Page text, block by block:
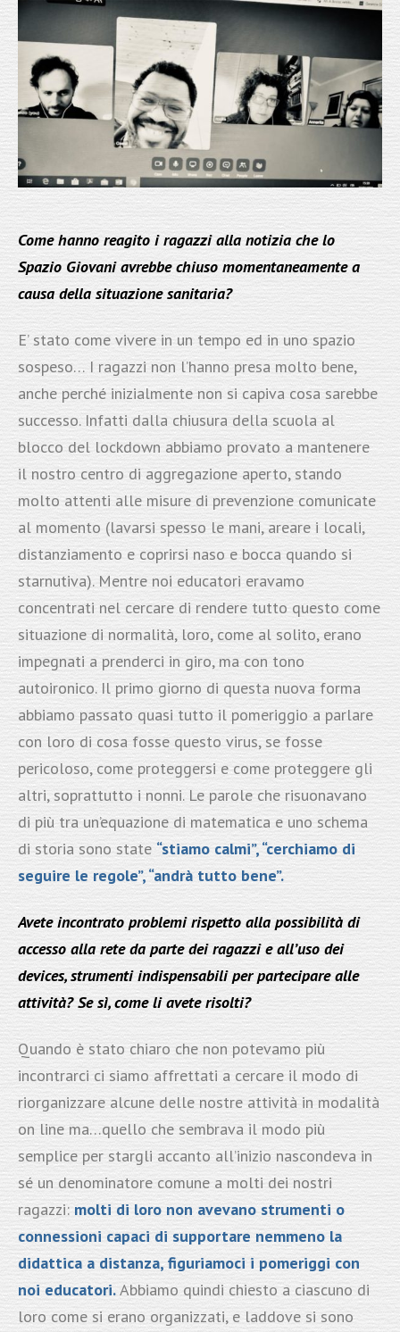
Come hanno reagito i ragazzi alla notizia che lo
Spazio Giovani avrebbe chiuso momentaneamente a
causa della situazione sanitaria?
E’ stato come vivere in un tempo ed in uno spazio
sospeso… I ragazzi non l’hanno presa molto bene,
anche perché inizialmente non si capiva cosa sarebbe
successo. Infatti dalla chiusura della scuola al
blocco del lockdown abbiamo provato a mantenere
il nostro centro di aggregazione aperto, stando
molto attenti alle misure di prevenzione comunicate
al momento (lavarsi spesso le mani, areare i locali,
distanziamento e coprirsi naso e bocca quando si
starnutiva). Mentre noi educatori eravamo
concentrati nel cercare di rendere tutto questo come
situazione di normalità, loro, come al solito, erano
impegnati a prenderci in giro, ma con tono
autoironico. Il primo giorno di questa nuova forma
abbiamo passato quasi tutto il pomeriggio a parlare
con loro di cosa fosse questo virus, se fosse
pericoloso, come proteggersi e come proteggere gli
altri, soprattutto i nonni. Le parole che risuonavano
di più tra un’equazione di matematica e uno schema
di storia sono state “stiamo calmi”, “cerchiamo di
seguire le regole”, “andrà tutto bene”.
Avete incontrato problemi rispetto alla possibilità di
accesso alla rete da parte dei ragazzi e all’uso dei
devices, strumenti indispensabili per partecipare alle
attività? Se sì, come li avete risolti?
Quando è stato chiaro che non potevamo più
incontrarci ci siamo affrettati a cercare il modo di
riorganizzare alcune delle nostre attività in modalità
on line ma…quello che sembrava il modo più
semplice per stargli accanto all’inizio nascondeva in
sé un denominatore comune a molti dei nostri
ragazzi: molti di loro non avevano strumenti o
connessioni capaci di supportare nemmeno la
didattica a distanza, figuriamoci i pomeriggi con
noi educatori.Abbiamo quindi chiesto a ciascuno di
loro come si erano organizzati, e laddove si sono